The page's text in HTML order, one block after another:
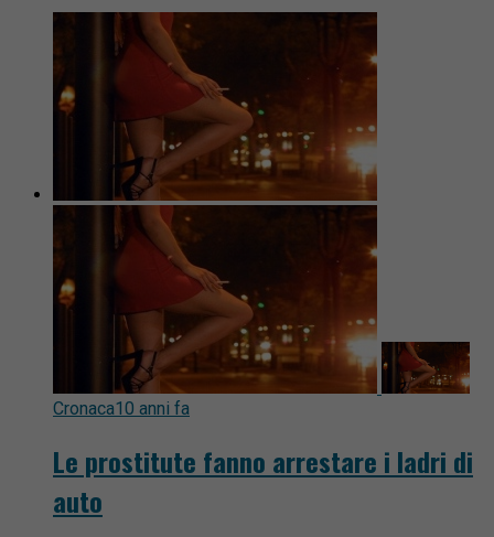
Cronaca10 anni fa
Le prostitute fanno arrestare i ladri di
auto